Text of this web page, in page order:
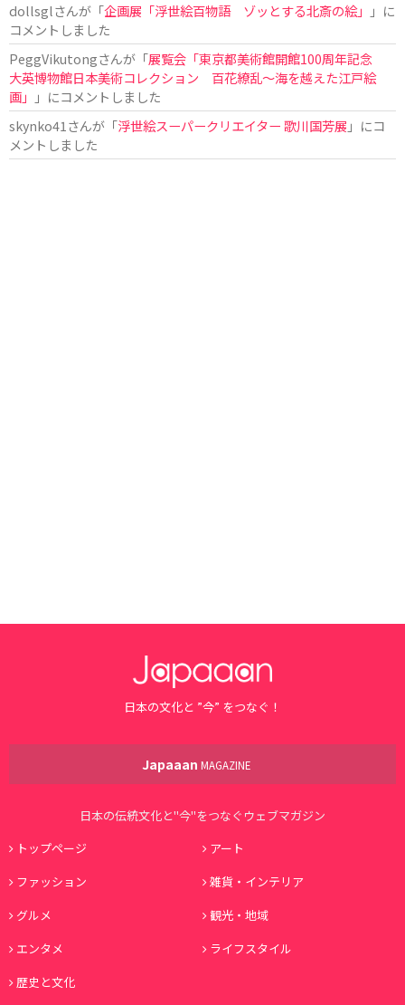
dollsglさんが「企画展「浮世絵百物語 ゾッとする北斎の絵」
」に
コメントしました
PeggVikutongさんが「展覧会「東京都美術館開館100周年記念
大英博物館日本美術コレクション 百花繚乱〜海を越えた江戸絵
画」
」にコメントしました
skynko41さんが「浮世絵スーパークリエイター 歌川国芳展 」にコ
メントしました
日本の文化と ”今” をつなぐ！
Japaaan MAGAZINE
日本の伝統文化と"今"をつなぐウェブマガジン
トップページ
アート
ファッション
雑貨・インテリア
グルメ
観光・地域
エンタメ
ライフスタイル
歴史と文化